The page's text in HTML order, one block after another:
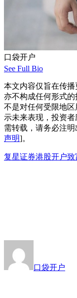
口袋开户
See Full Bio
本文内容仅旨在传播
亦不构成任何形式
不是对任何受限地
示未来表现，投资
需转载，请务必注
声明]。
复星证券港股开户致
口袋开户